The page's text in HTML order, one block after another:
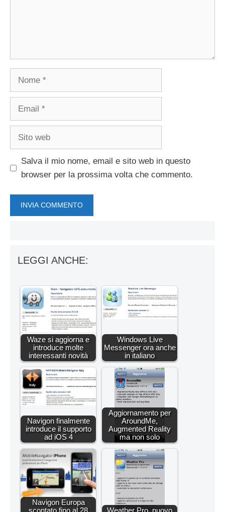
Nome
Email
Sito
Salva il mio nome, email e sito web in questo
browser per la prossima volta che commento.
LEGGI ANCHE:
Waze si aggiorna e
introduce molte
interessanti novità
Windows Live
Messenger ora anche
in italiano
Navigon finalmente
introduce il supporto
ad iOS 4
Aggiornamento per
AroundMe,
Augmented Reality
ma non solo
Navigon Europa
scontato fino al 28
Weather Pro, nuovo